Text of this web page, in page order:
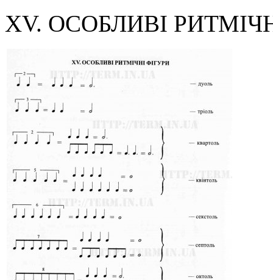
XV. ОСОБЛИВІ